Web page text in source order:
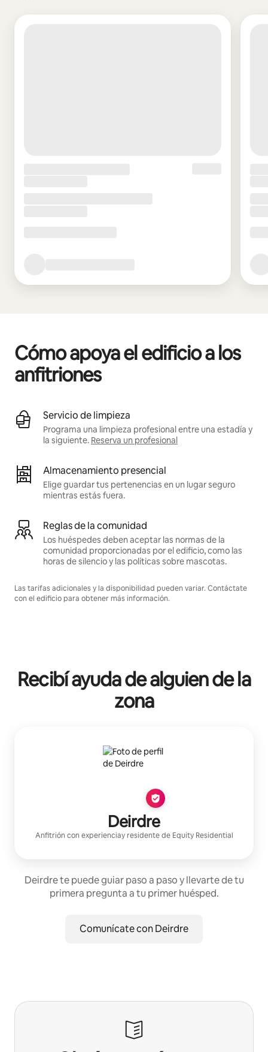
Cómo apoya el edificio a los
anfitriones
Servicio de limpieza
Programa una limpieza profesional entre una estadía y
la siguiente. Reserva un profesional
Almacenamiento presencial
Elige guardar tus pertenencias en un lugar seguro
mientras estás fuera.
Reglas de la comunidad
Los huéspedes deben aceptar las normas de la
comunidad proporcionadas por el edificio, como las
horas de silencio y las políticas sobre mascotas.
Las tarifas adicionales y la disponibilidad pueden variar. Contáctate
con el edificio para obtener más información.
Recibí ayuda de alguien de la
zona
Deirdre
Anfitrión con experienciay residente de Equity Residential
Deirdre te puede guiar paso a paso y llevarte de tu
primera pregunta a tu primer huésped.
Comunícate con Deirdre